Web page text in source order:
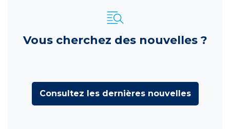
Vous cherchez des nouvelles ?
Consultez les dernières nouvelles